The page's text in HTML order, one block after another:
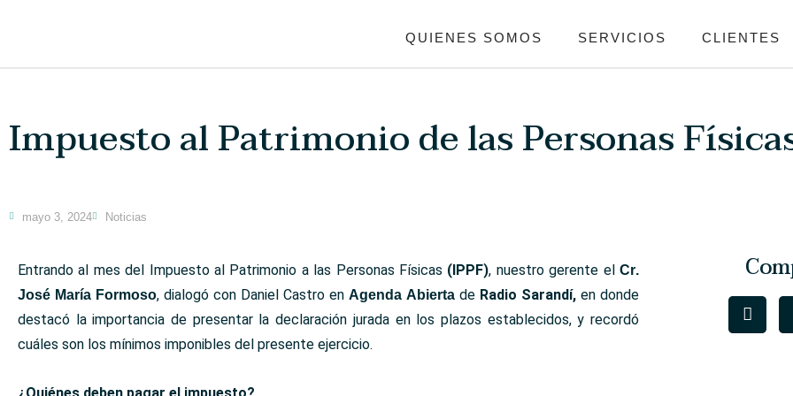
QUIENES SOMOS SERVICIOS CLIENTES
Impuesto al Patrimonio de las Personas
mayo 3, 2024 Noticias
Entrando al mes del Impuesto al Patrimonio a las Personas Físicas (IPPF), nuestro gerente elCr.
José María Formoso, dialogó con Daniel Castro en Agenda Abierta de Radio Sarandí, en donde
destacó la importancia de presentar la declaración jurada en los plazos establecidos, y recordó
cuáles son los mínimos imponibles del presente ejercicio.